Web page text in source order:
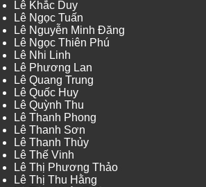
Lê Khắc Duy
Lê Ngọc Tuấn
Lê Nguyễn Minh Đăng
Lê Ngọc Thiên Phú
Lê Nhi Linh
Lê Phương Lan
Lê Quang Trung
Lê Quốc Huy
Lê Quỳnh Thu
Lê Thanh Phong
Lê Thanh Sơn
Lê Thanh Thủy
Lê Thế Vinh
Lê Thị Phương Thảo
Lê Thị Thu Hằng